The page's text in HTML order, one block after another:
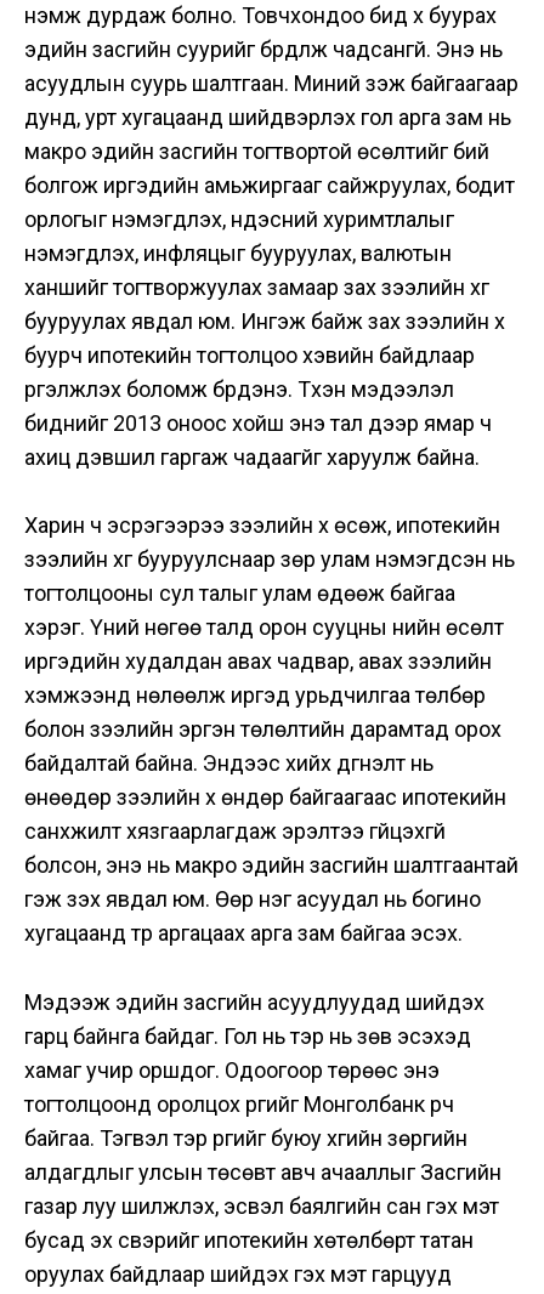
нэмж дурдаж болно. Товчхондоо бид хүү буурах
эдийн засгийн суурийг бүрдүүлж чадсангүй. Энэ нь
асуудлын суурь шалтгаан. Миний үзэж байгаагаар
дунд, урт хугацаанд шийдвэрлэх гол арга зам нь
макро эдийн засгийн тогтвортой өсөлтийг бий
болгож иргэдийн амьжиргааг сайжруулах, бодит
орлогыг нэмэгдүүлэх, үндэсний хуримтлалыг
нэмэгдүүлэх, инфляцыг бууруулах, валютын
ханшийг тогтворжуулах замаар зах зээлийн хүүг
бууруулах явдал юм. Ингэж байж зах зээлийн хүү
буурч ипотекийн тогтолцоо хэвийн байдлаар
үргэлжлэх боломж бүрдэнэ. Түүхэн мэдээлэл
биднийг 2013 оноос хойш энэ тал дээр ямар ч
ахиц дэвшил гаргаж чадаагүйг харуулж байна.
Харин ч эсрэгээрээ зээлийн хүү өсөж, ипотекийн
зээлийн хүүг бууруулснаар зөрүү улам нэмэгдсэн нь
тогтолцооны сул талыг улам өдөөж байгаа
хэрэг. Үүний нөгөө талд орон сууцны үнийн өсөлт
иргэдийн худалдан авах чадвар, авах зээлийн
хэмжээнд нөлөөлж иргэд урьдчилгаа төлбөр
болон зээлийн эргэн төлөлтийн дарамтад орох
байдалтай байна. Эндээс хийх дүгнэлт нь
өнөөдөр зээлийн хүү өндөр байгаагаас ипотекийн
санхүүжилт хязгаарлагдаж эрэлтээ гүйцэхгүй
болсон, энэ нь макро эдийн засгийн шалтгаантай
гэж үзэх явдал юм. Өөр нэг асуудал нь богино
хугацаанд түр аргацаах арга зам байгаа эсэх.
Мэдээж эдийн засгийн асуудлуудад шийдэх
гарц байнга байдаг. Гол нь тэр нь зөв эсэхэд
хамаг учир оршдог. Одоогоор төрөөс энэ
тогтолцоонд оролцох үүргийг Монголбанк үүрч
байгаа. Тэгвэл тэр үүргийг буюу хүүгийн зөрүүгийн
алдагдлыг улсын төсөвт авч ачааллыг Засгийн
газар луу шилжүүлэх, эсвэл баялгийн сан гэх мэт
бусад эх үүсвэрийг ипотекийн хөтөлбөрт татан
оруулах байдлаар шийдэх гэх мэт гарцууд